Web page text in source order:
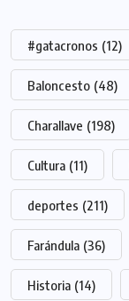
#gatacronos (12)
Baloncesto (48)
Charallave (198)
Cultura (11)
deportes (211)
Farándula (36)
Historia (14)